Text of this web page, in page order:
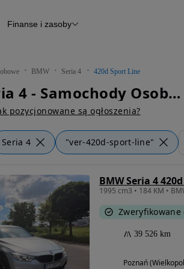
Raport z inspekcji
Otomoto News
Finanse i zasoby
BMW Seria 4 420d Sport Line
BMW Seria 4 - Samochody Osobowe
pozycjonowane są ogłoszenia?
Seria 4 "ver-420d-sport-line"
BMW Seria 4
1995 cm3 • 184 KM •
Zweryfikowane
39 526 km
Poznań